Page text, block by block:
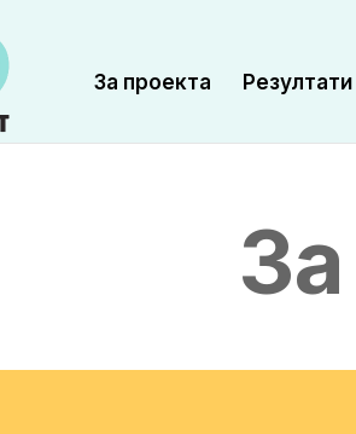
За проекта Резултати